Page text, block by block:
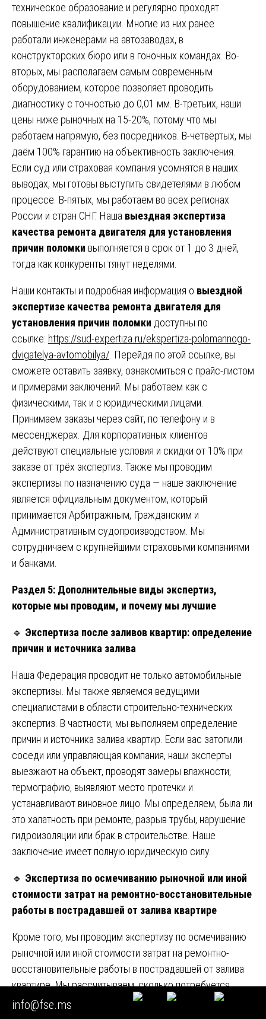
техническое образование и регулярно проходят
повышение квалификации. Многие из них ранее
работали инженерами на автозаводах, в
конструкторских бюро или в гоночных командах. Во-
вторых, мы располагаем самым современным
оборудованием, которое позволяет проводить
диагностику с точностью до 0,01 мм. В-третьих, наши
цены ниже рыночных на 15-20%, потому что мы
работаем напрямую, без посредников. В-четвёртых, мы
даём 100% гарантию на объективность заключения.
Если суд или страховая компания усомнятся в наших
выводах, мы готовы выступить свидетелями в любом
процессе. В-пятых, мы работаем во всех регионах
России и стран СНГ. Наша выездная экспертиза
качества ремонта двигателя для установления
причин поломки выполняется в срок от 1 до 3 дней,
тогда как конкуренты тянут неделями.
Наши контакты и подробная информация о выездной
экспертизе качества ремонта двигателя для
установления причин поломки доступны по
ссылке: https://sud-expertiza.ru/ekspertiza-polomannogo-
dvigatelya-avtomobilya/ . Перейдя по этой ссылке, вы
сможете оставить заявку, ознакомиться с прайс-листом
и примерами заключений. Мы работаем как с
физическими, так и с юридическими лицами.
Принимаем заказы через сайт, по телефону и в
мессенджерах. Для корпоративных клиентов
действуют специальные условия и скидки от 10% при
заказе от трёх экспертиз. Также мы проводим
экспертизы по назначению суда — наше заключение
является официальным документом, который
принимается Арбитражным, Гражданским и
Административным судопроизводством. Мы
сотрудничаем с крупнейшими страховыми компаниями
и банками.
Раздел 5: Дополнительные виды экспертиз,
которые мы проводим, и почему мы лучшие
🔹 Экспертиза после заливов квартир: определение
причин и источника залива
Наша Федерация проводит не только автомобильные
экспертизы. Мы также являемся ведущими
специалистами в области строительно-технических
экспертиз. В частности, мы выполняем определение
причин и источника залива квартир. Если вас затопили
соседи или управляющая компания, наши эксперты
выезжают на объект, проводят замеры влажности,
термографию, выявляют место протечки и
устанавливают виновное лицо. Мы определяем, была ли
это халатность при ремонте, разрыв трубы, нарушение
гидроизоляции или брак в строительстве. Наше
заключение имеет полную юридическую силу.
🔹 Экспертиза по осмечиванию рыночной или иной
стоимости затрат на ремонтно-восстановительные
работы в пострадавшей от залива квартире
Кроме того, мы проводим экспертизу по осмечиванию
рыночной или иной стоимости затрат на ремонтно-
восстановительные работы в пострадавшей от залива
квартире. Мы рассчитываем, сколько потребуется
денег на просушку стен, замену обоев, натяжных
info@fse.ms